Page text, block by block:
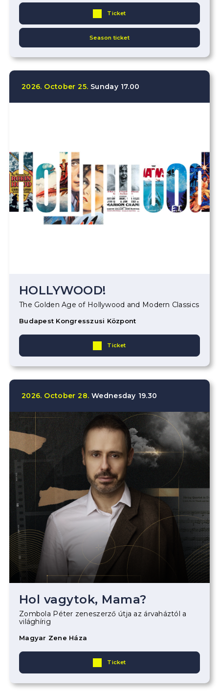
Ticket
Season ticket
2026. October 25. Sunday 17.00
HOLLYWOOD!
The Golden Age of Hollywood and Modern Classics
Budapest Kongresszusi Központ
Ticket
2026. October 28. Wednesday 19.30
Hol vagytok, Mama?
Zombola Péter zeneszerző útja az árvaháztól a
világhírig
Magyar Zene Háza
Ticket